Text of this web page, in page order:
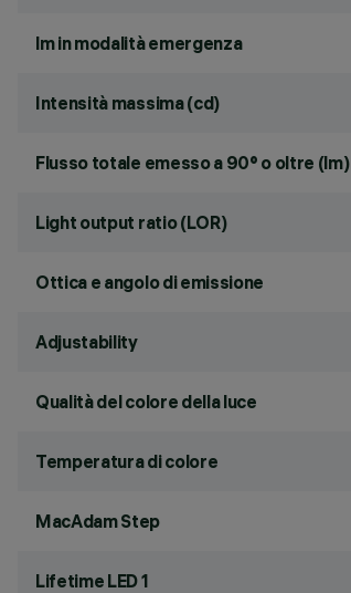
lm in modalità emergenza
Intensità massima (cd)
Flusso totale emesso a 90° o oltre (lm)
Light output ratio (LOR)
Ottica e angolo di emissione
Adjustability
Qualità del colore della luce
Temperatura di colore
MacAdam Step
Lifetime LED 1